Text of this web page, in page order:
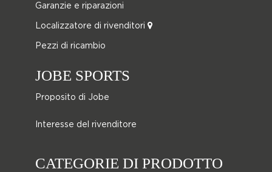
Garanzie e riparazioni
Localizzatore di rivenditori
Pezzi di ricambio
JOBE SPORTS
Proposito di Jobe
Interesse del rivenditore
CATEGORIE DI PRODOTTO